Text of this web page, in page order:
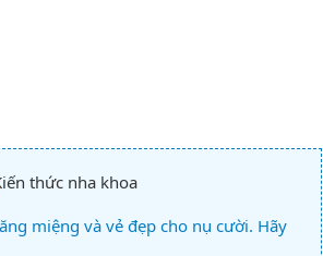
thức nha khoa
miệng và vẻ đẹp cho nụ cười. Hãy